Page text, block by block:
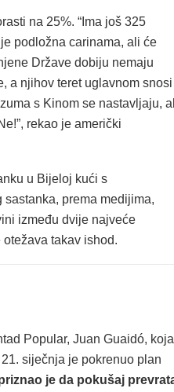
na 25%. “Ima još 325
podložna carinama, ali će
Države dobiju nemaju
a njihov teret uglavnom snosi
s Kinom se nastavljaju,
rekao je američki
u Bijeloj kući s
prema medijima,
između dvije najveće
takav ishod.
Popular, Juan Guaidó, koja
siječnja je pokrenuo plan
je da pokušaj